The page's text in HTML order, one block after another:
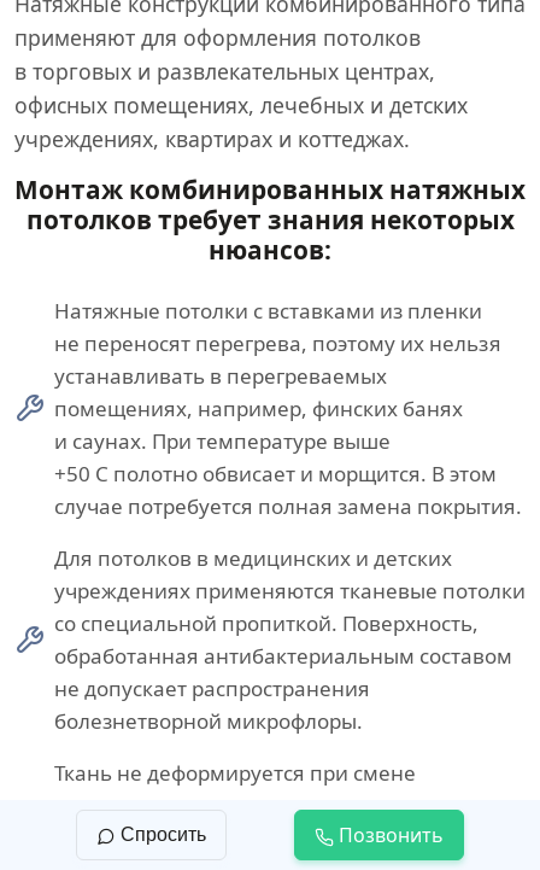
применяют для оформления потолков
в торговых и развлекательных центрах,
офисных помещениях, лечебных и детских
учреждениях, квартирах и коттеджах.
Монтаж комбинированных натяжных
потолков требует знания некоторых
нюансов:
Натяжные потолки с вставками из пленки
не переносят перегрева, поэтому их нельзя
устанавливать в перегреваемых
помещениях, например, финских банях
и саунах. При температуре выше
+50 С полотно обвисает и морщится. В этом
случае потребуется полная замена покрытия.
Для потолков в медицинских и детских
учреждениях применяются тканевые потолки
со специальной пропиткой. Поверхность,
обработанная антибактериальным составом
не допускает распространения
болезнетворной микрофлоры.
Ткань не деформируется при смене
температурного режима, поэтому
комбинированные текстильные конструкции
Спросить Позвонить